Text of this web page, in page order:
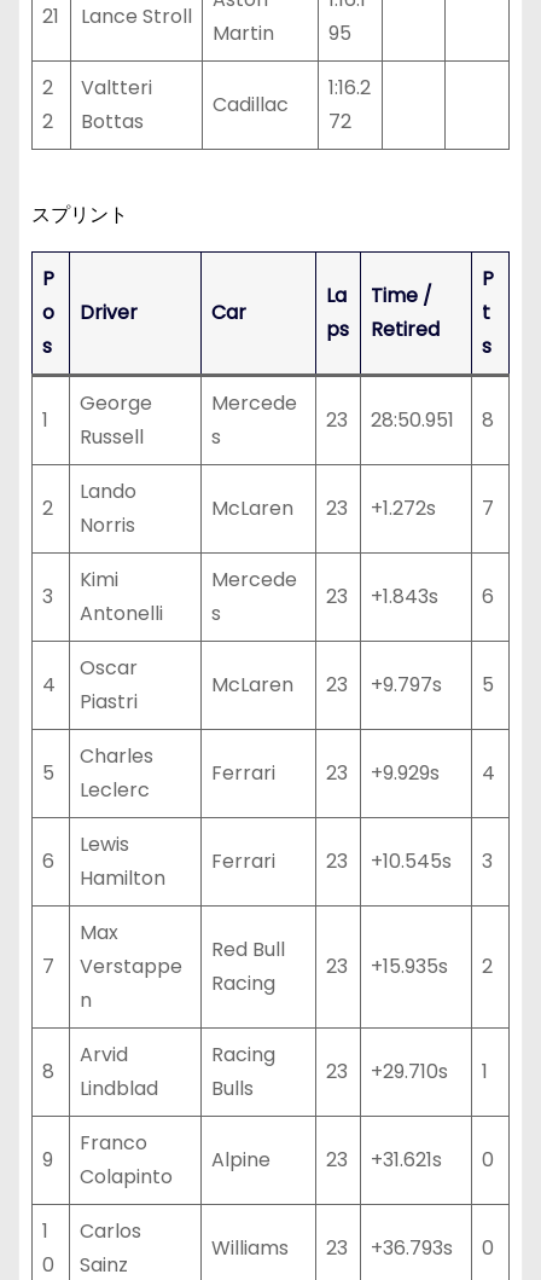
21 Lance Stroll
Martin
95
2
2
Valtteri
Bottas
Cadillac
1:16.2
72
スプリント
P
o
s
Driver Car
La
ps
Time /
Retired
P
t
s
1
George
Russell
Mercede
s
23 28:50.951 8
2
Lando
Norris
McLaren 23 +1.272s 7
3
Kimi
Antonelli
Mercede
s
23 +1.843s 6
4
Oscar
Piastri
McLaren 23 +9.797s 5
5
Charles
Leclerc
Ferrari 23 +9.929s 4
6
Lewis
Hamilton
Ferrari 23 +10.545s 3
7
Max
Verstappe
n
Red Bull
Racing
23 +15.935s 2
8
Arvid
Lindblad
Racing
Bulls
23 +29.710s 1
9
Franco
Colapinto
Alpine 23 +31.621s 0
1
0
Carlos
Sainz
Williams 23 +36.793s 0